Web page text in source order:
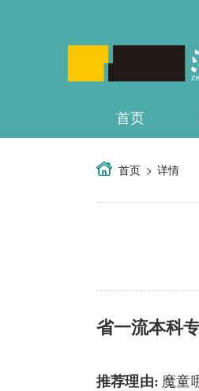
首页
首页 详情
省一流本科
推荐理由: 魔童